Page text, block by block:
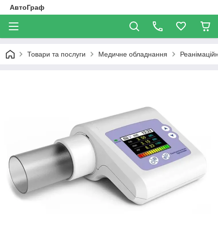
АвтоГраф
Товари та послуги Медичне обладнання